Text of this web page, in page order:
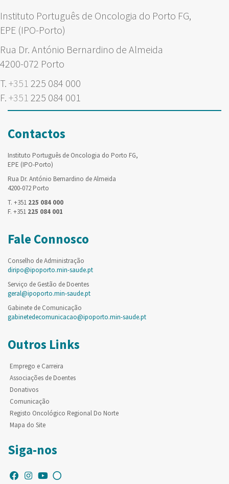
Instituto Português de Oncologia do Porto FG,
EPE (IPO-Porto)
Rua Dr. António Bernardino de Almeida
4200-072 Porto
T. +351 225 084 000
F. +351 225 084 001
Contactos
Instituto Português de Oncologia do Porto FG,
EPE (IPO-Porto)
Rua Dr. António Bernardino de Almeida
4200-072 Porto
T. +351 225 084 000
F. +351 225 084 001
Fale Connosco
Conselho de Administração
diripo@ipoporto.min-saude.pt
Serviço de Gestão de Doentes
geral@ipoporto.min-saude.pt
Gabinete de Comunicação
gabinetedecomunicacao@ipoporto.min-saude.pt
Outros Links
Emprego e Carreira
Associações de Doentes
Donativos
Comunicação
Registo Oncológico Regional Do Norte
Mapa do Site
Siga-nos